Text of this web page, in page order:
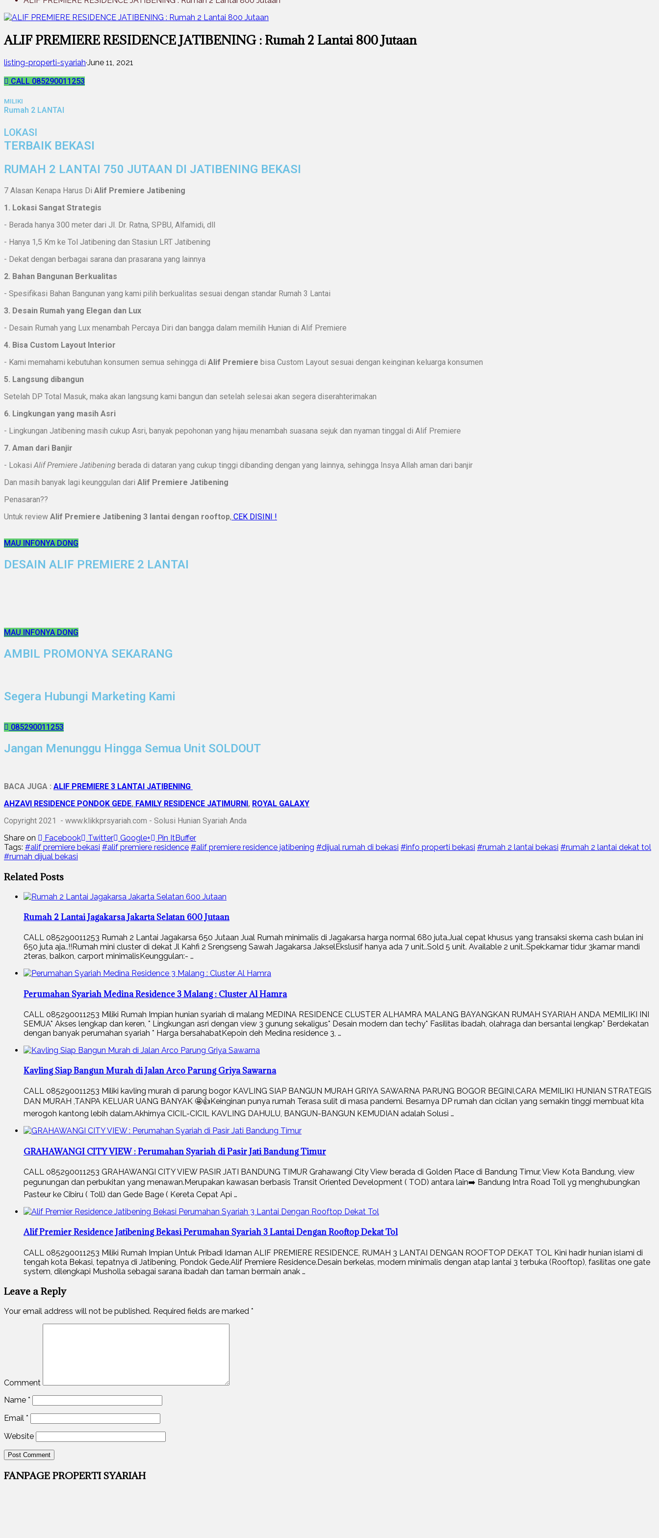
ALIF PREMIERE RESIDENCE JATIBENING : Rumah 2 Lantai 800 Jutaan
listing-properti-syariah·June 11, 2021
CALL 085290011253
MILIKI
Rumah 2 LANTAI
LOKASI
TERBAIK BEKASI
RUMAH 2 LANTAI 750 JUTAAN DI JATIBENING BEKASI
7 Alasan Kenapa Harus Di Alif Premiere Jatibening
1. Lokasi Sangat Strategis
- Berada hanya 300 meter dari Jl. Dr. Ratna, SPBU, Alfamidi, dll
- Hanya 1,5 Km ke Tol Jatibening dan Stasiun LRT Jatibening
- Dekat dengan berbagai sarana dan prasarana yang lainnya
2. Bahan Bangunan Berkualitas
- Spesifikasi Bahan Bangunan yang kami pilih berkualitas sesuai dengan standar Rumah 3 Lantai
3. Desain Rumah yang Elegan dan Lux
- Desain Rumah yang Lux menambah Percaya Diri dan bangga dalam memilih Hunian di Alif Premiere
4. Bisa Custom Layout Interior
- Kami memahami kebutuhan konsumen semua sehingga di Alif Premiere bisa Custom Layout sesuai dengan keinginan keluarga konsumen
5. Langsung dibangun
Setelah DP Total Masuk, maka akan langsung kami bangun dan setelah selesai akan segera diserahterimakan
6. Lingkungan yang masih Asri
- Lingkungan Jatibening masih cukup Asri, banyak pepohonan yang hijau menambah suasana sejuk dan nyaman tinggal di Alif Premiere
7. Aman dari Banjir
- LokasiAlif Premiere Jatibening berada di dataran yang cukup tinggi dibanding dengan yang lainnya, sehingga Insya Allah aman dari banjir
Dan masih banyak lagi keunggulan dari Alif Premiere Jatibening
Penasaran??
Untuk review Alif Premiere Jatibening 3 lantai dengan rooftop, CEK DISINI !
MAU INFONYA DONG
DESAIN ALIF PREMIERE 2 LANTAI
MAU INFONYA DONG
AMBIL PROMONYA SEKARANG
Segera Hubungi Marketing Kami
085290011253
Jangan Menunggu Hingga Semua Unit SOLDOUT
BACA JUGA : ALIF PREMIERE 3 LANTAI JATIBENING
AHZAVI RESIDENCE PONDOK GEDE, FAMILY RESIDENCE JATIMURNI , ROYAL GALAXY
Copyright 2021 - www.klikkprsyariah.com - Solusi Hunian Syariah Anda
Share on
Facebook Twitter Google+ Pin ItBuffer
Tags: #alif premiere bekasi #alif premiere residence #alif premiere residence jatibening #dijual rumah di bekasi #info properti bekasi #rumah 2 lantai bekasi #rumah 2 lantai dekat tol
#rumah dijual bekasi
Related Posts
Rumah 2 Lantai Jagakarsa Jakarta Selatan 600 Jutaan
CALL 085290011253 Rumah 2 Lantai Jagakarsa 650 Jutaan Jual Rumah minimalis di Jagakarsa harga normal 680 juta.Jual cepat khusus yang transaksi skema cash bulan ini
650 juta aja..!!Rumah mini cluster di dekat Jl Kahfi 2 Srengseng Sawah Jagakarsa JakselEkslusif hanya ada 7 unit..Sold 5 unit. Available 2 unit..Spek:kamar tidur 3kamar mandi
2teras, balkon, carport minimalisKeunggulan:- …
Perumahan Syariah Medina Residence 3 Malang : Cluster Al Hamra
CALL 085290011253 Miliki Rumah Impian hunian syariah di malang MEDINA RESIDENCE CLUSTER ALHAMRA MALANG BAYANGKAN RUMAH SYARIAH ANDA MEMILIKI INI
SEMUA* Akses lengkap dan keren, * Lingkungan asri dengan view 3 gunung sekaligus* Desain modern dan techy* Fasilitas ibadah, olahraga dan bersantai lengkap* Berdekatan
dengan banyak perumahan syariah * Harga bersahabatKepoin deh Medina residence 3, …
Kavling Siap Bangun Murah di Jalan Arco Parung Griya Sawarna
CALL 085290011253 Miliki kavling murah di parung bogor KAVLING SIAP BANGUN MURAH GRIYA SAWARNA PARUNG BOGOR BEGINI,CARA MEMILIKI HUNIAN STRATEGIS
DAN MURAH ,TANPA KELUAR UANG BANYAK 🤩👍Keinginan punya rumah Terasa sulit di masa pandemi. Besarnya DP rumah dan cicilan yang semakin tinggi membuat kita
merogoh kantong lebih dalam.Akhirnya CICIL-CICIL KAVLING DAHULU, BANGUN-BANGUN KEMUDIAN adalah Solusi …
GRAHAWANGI CITY VIEW : Perumahan Syariah di Pasir Jati Bandung Timur
CALL 085290011253 GRAHAWANGI CITY VIEW PASIR JATI BANDUNG TIMUR Grahawangi City View berada di Golden Place di Bandung Timur, View Kota Bandung, view
pegunungan dan perbukitan yang menawan.Merupakan kawasan berbasis Transit Oriented Development ( TOD) antara lain➡️ Bandung Intra Road Toll yg menghubungkan
Pasteur ke Cibiru ( Toll) dan Gede Bage ( Kereta Cepat Api …
Alif Premier Residence Jatibening Bekasi Perumahan Syariah 3 Lantai Dengan Rooftop Dekat Tol
CALL 085290011253 Miliki Rumah Impian Untuk Pribadi Idaman ALIF PREMIERE RESIDENCE, RUMAH 3 LANTAI DENGAN ROOFTOP DEKAT TOL Kini hadir hunian islami di
tengah kota Bekasi, tepatnya di Jatibening, Pondok Gede.Alif Premiere Residence.Desain berkelas, modern minimalis dengan atap lantai 3 terbuka (Rooftop), fasilitas one gate
system, dilengkapi Musholla sebagai sarana ibadah dan taman bermain anak …
Leave a Reply
Your email address will not be published. Required fields are marked *
Comment
Name *
Email *
Website
FANPAGE PROPERTI SYARIAH